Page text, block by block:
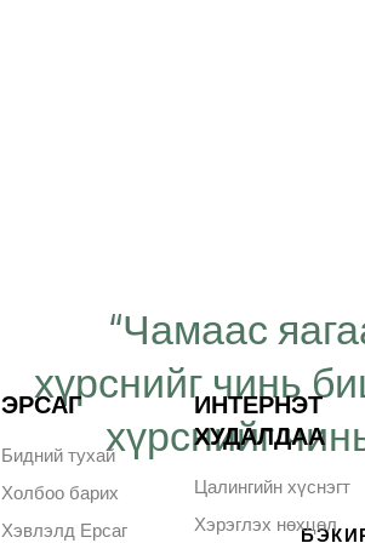
“Чамаас
хүрснийг чинь
хүрснийг
ЭРСАГ
Бидний тухай
Холбоо барих
Хэвлэлд Ерсаг
ИНТЕРНЭТ
ХУДАЛДАА
Цалингийн хүснэгт
Хэрэглэх нөхцөл